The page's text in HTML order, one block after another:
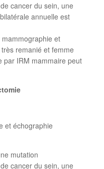
cancer du sein, une
annuelle est
et
remanié et femme
par IRM mammaire peut
et échographie
mutation
cancer du sein, une